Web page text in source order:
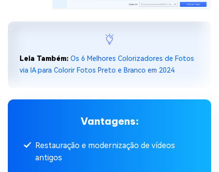
Leia Também: Os 6 Melhores Colorizadores de Fotos
via IA para Colorir Fotos Preto e Branco em 2024
Vantagens:
Restauração e modernização de vídeos
antigos